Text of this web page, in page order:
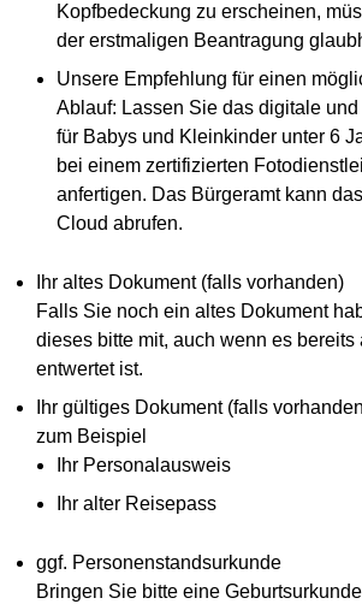
Kopfbedeckung zu erscheinen,
der erstmaligen Beantragung
Unsere Empfehlung für einen
Ablauf: Lassen Sie das digitale
für Babys und Kleinkinder unter 6
bei einem zertifizierten
anfertigen. Das Bürgeramt kann
Cloud abrufen.
Ihr altes Dokument (falls vorhanden)
Falls Sie noch ein altes Dokument
dieses bitte mit, auch wenn es bereits
entwertet ist.
Ihr gültiges Dokument (falls
zum Beispiel
Ihr Personalausweis
Ihr alter Reisepass
ggf. Personenstandsurkunde
Bringen Sie bitte eine